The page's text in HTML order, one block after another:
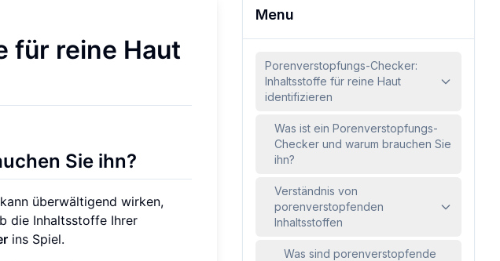
für reine Haut
Sie ihn?
überwältigend wirken,
die Inhaltsstoffe Ihrer
ins Spiel.
Menu
Porenverstopfungs-Checker:
Inhaltsstoffe für reine Haut
identifizieren
Was ist ein Porenverstopfungs-
Checker und warum brauchen Sie
ihn?
Verständnis von
porenverstopfenden
Inhaltsstoffen
Was sind porenverstopfende